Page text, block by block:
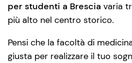
per studenti a Brescia varia
più alto nel centro storico.
Pensi che la facoltà di
giusta per realizzare il tuo